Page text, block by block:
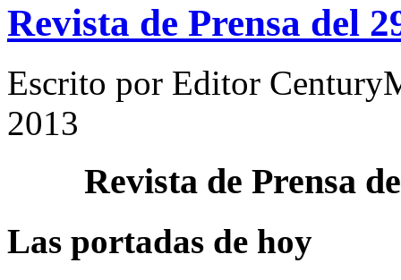
Revista de Prensa del
Escrito por Editor
2013
Revista de Prensa
Las portadas de hoy